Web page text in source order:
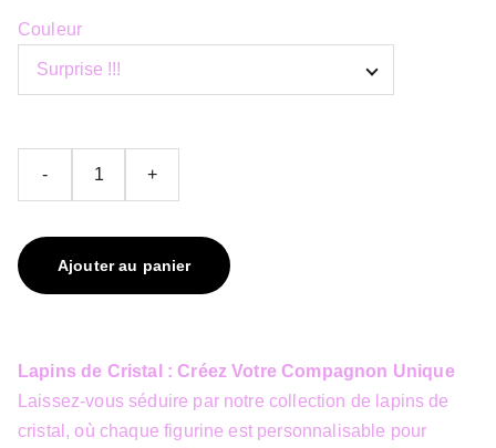
Couleur
- +
Ajouter au panier
Lapins de Cristal : Créez Votre Compagnon Unique
Laissez-vous séduire par notre collection de lapins de
cristal, où chaque figurine est personnalisable pour